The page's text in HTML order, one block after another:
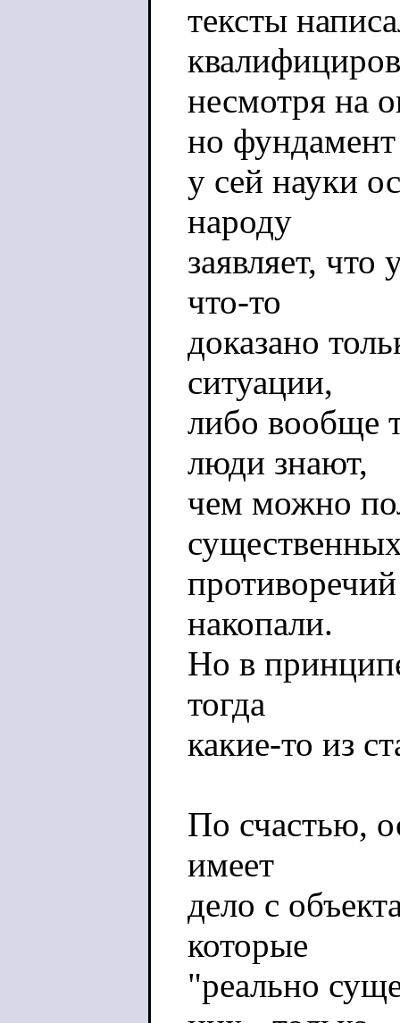
тексты
несмотря на
но фундамент
у сей науки
народу
заявляет,
что-то
доказано
ситуации,
либо вообще
люди знают,
чем можно
накопали.
Но в
тогда
какие-то из
По счастью,
имеет
дело с
которые
"реально